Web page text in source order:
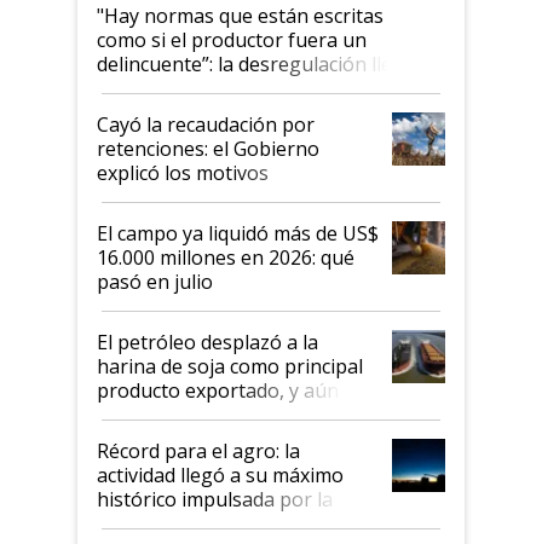
"Hay normas que están escritas
como si el productor fuera un
delincuente”: la desregulación llegó
al Congreso Aapresid y hasta se
habló del financiamiento al IPCVA
Cayó la recaudación por
retenciones: el Gobierno
explicó los motivos
El campo ya liquidó más de US$
16.000 millones en 2026: qué
pasó en julio
El petróleo desplazó a la
harina de soja como principal
producto exportado, y aún así
el agro aportó casi seis de cada
diez dólares y sostuvo el
liderazgo en un semestre
récord
Récord para el agro: la
actividad llegó a su máximo
histórico impulsada por la
cosecha y las exportaciones